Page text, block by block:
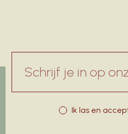
Ik las en